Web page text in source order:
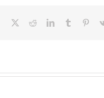
Facebook RedditLinkedInTumblr